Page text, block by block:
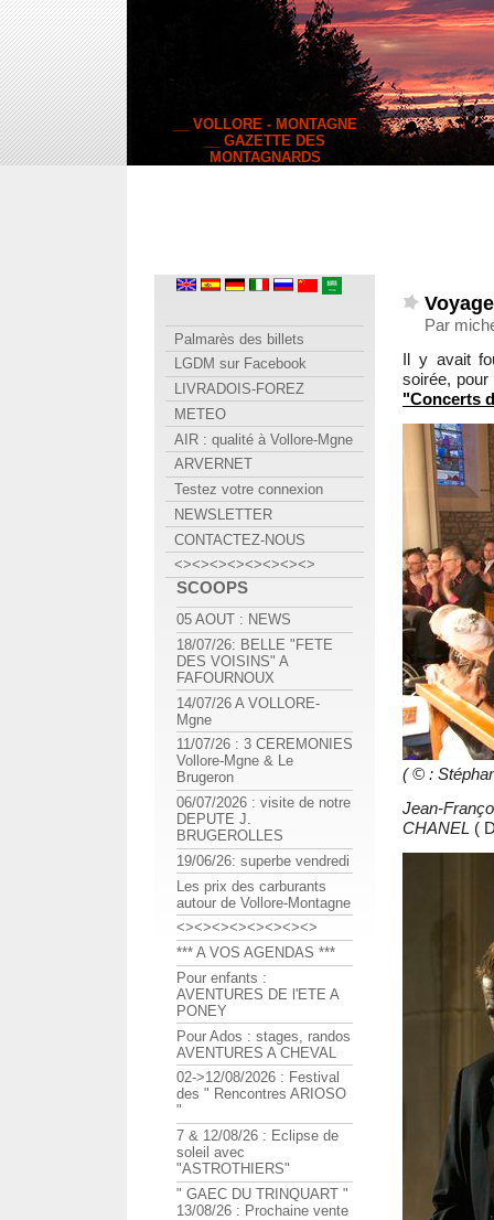
__ VOLLORE - MONTAGNE
__ GAZETTE DES
MONTAGNARDS
Par
Il y avait
soirée,
"Concerts
( © :
Jean-
CHANEL (
Palmarès des billets
LGDM sur Facebook
LIVRADOIS-FOREZ
METEO
AIR : qualité à Vollore-Mgne
ARVERNET
Testez votre connexion
NEWSLETTER
CONTACTEZ-NOUS
<><><><><><><><>
SCOOPS
05 AOUT : NEWS
18/07/26: BELLE "FETE
DES VOISINS" A
FAFOURNOUX
14/07/26 A VOLLORE-
Mgne
11/07/26 : 3 CEREMONIES
Vollore-Mgne & Le
Brugeron
06/07/2026 : visite de notre
DEPUTE J.
BRUGEROLLES
19/06/26: superbe vendredi
Les prix des carburants
autour de Vollore-Montagne
<><><><><><><><>
*** A VOS AGENDAS ***
Pour enfants :
AVENTURES DE l'ETE A
PONEY
Pour Ados : stages, randos
AVENTURES A CHEVAL
02->12/08/2026 : Festival
des " Rencontres ARIOSO
"
7 & 12/08/26 : Eclipse de
soleil avec
"ASTROTHIERS"
" GAEC DU TRINQUART "
13/08/26 : Prochaine vente